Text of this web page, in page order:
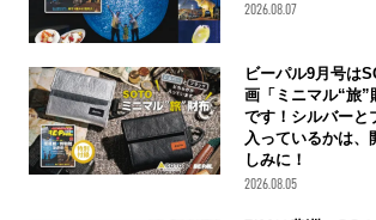
2026.08.07
ビーパル9月号は
画「ミニマル“旅”
です！シルバーと
入っているかは、
しみに！
2026.08.05